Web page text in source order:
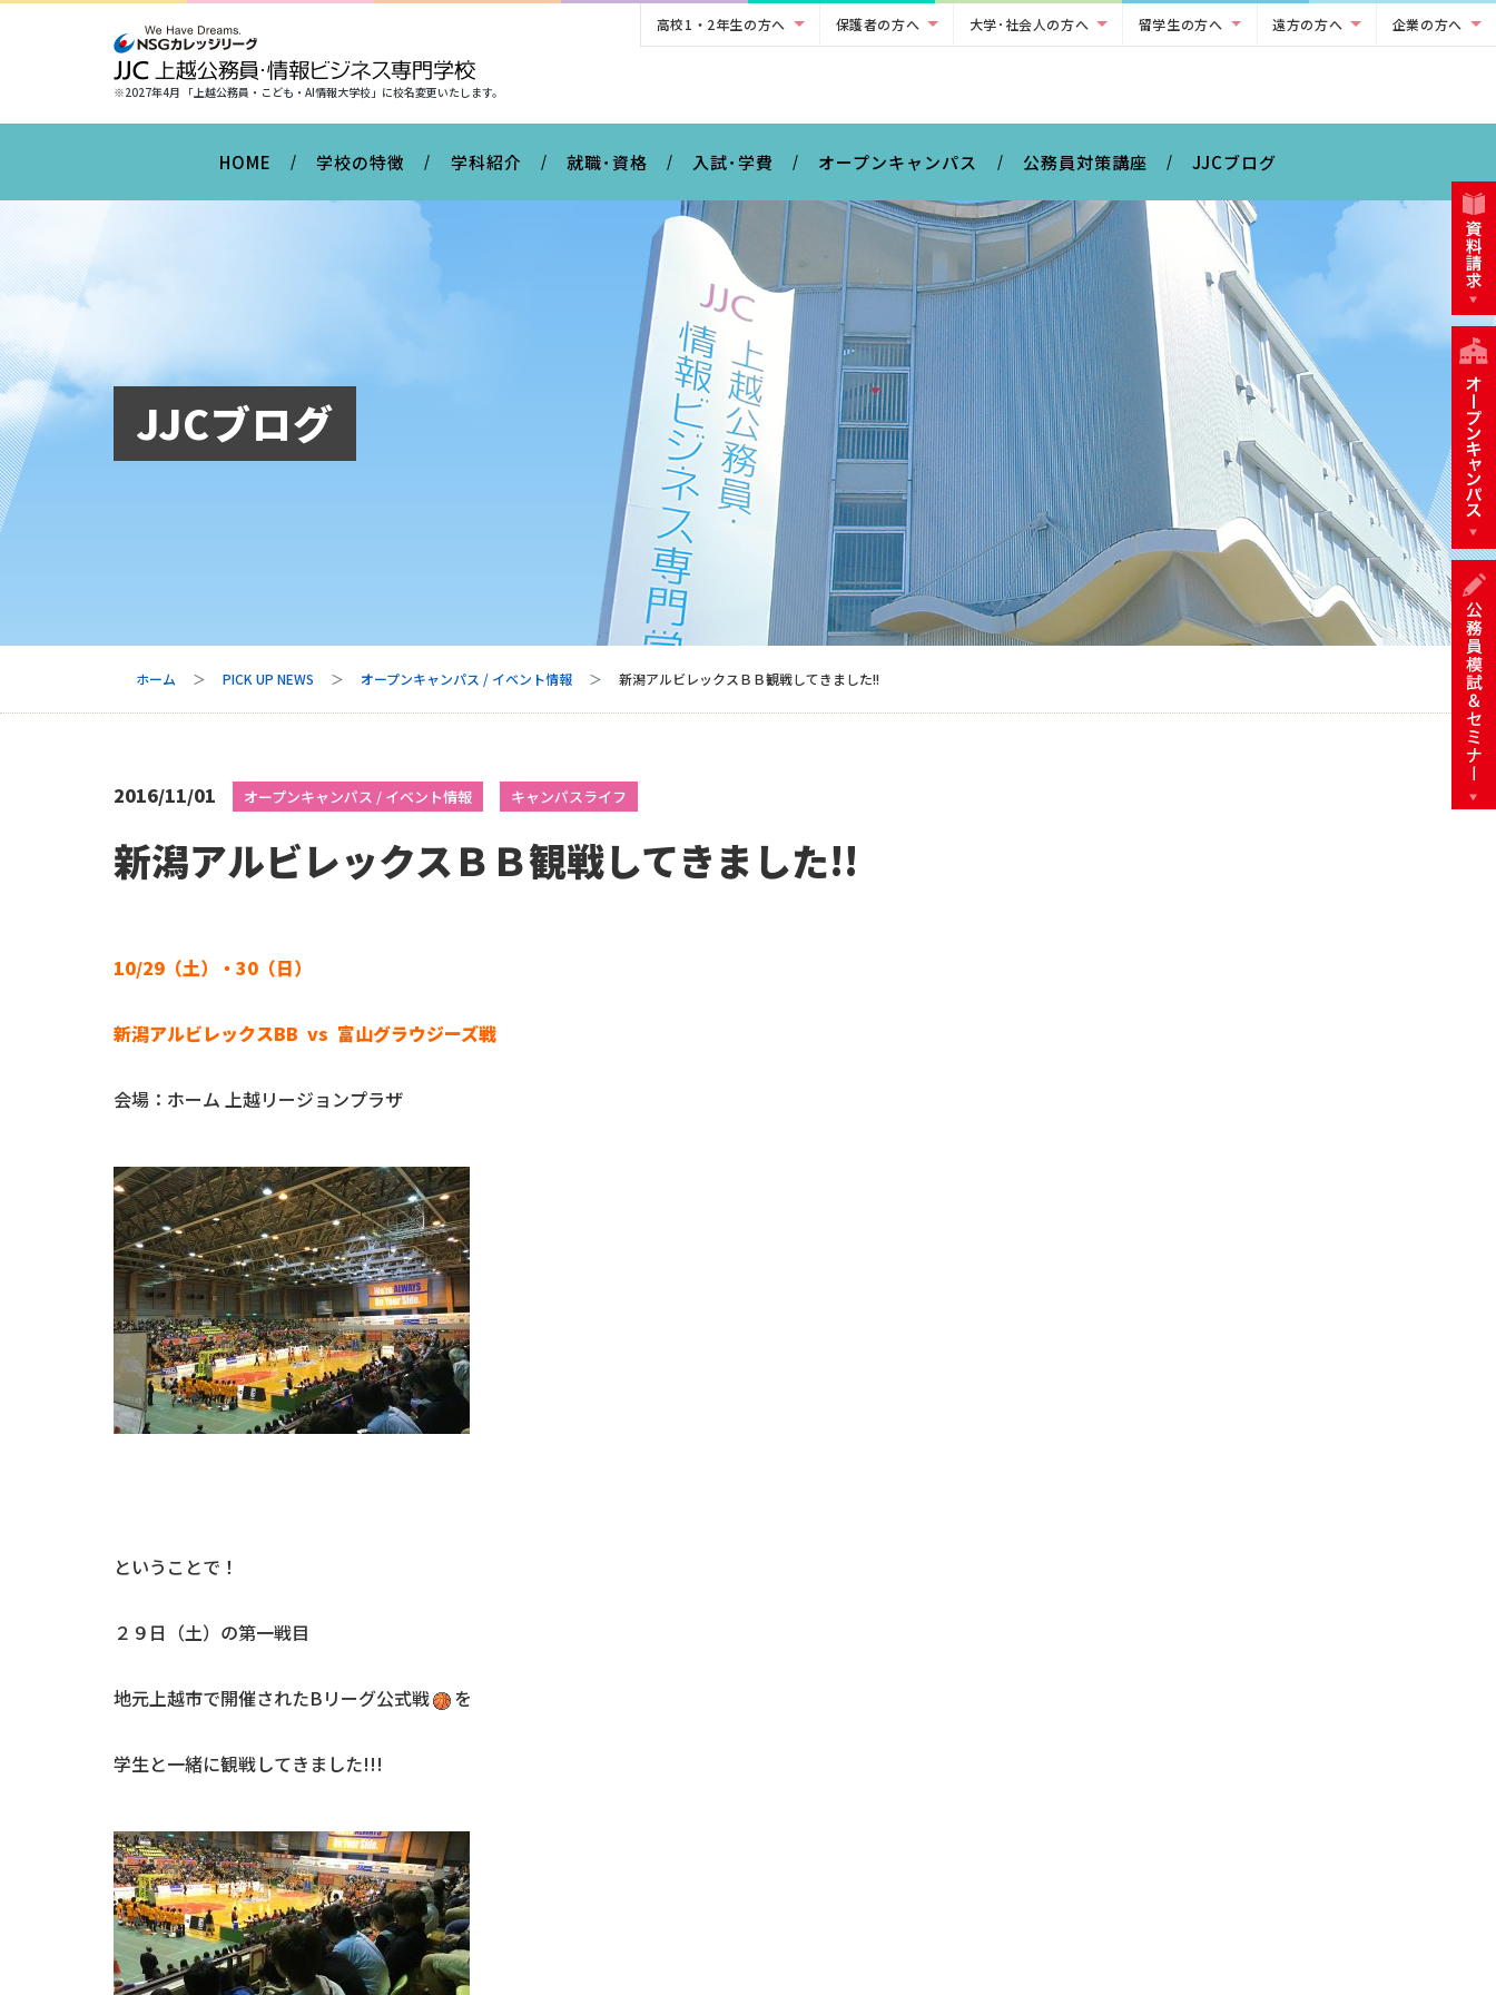
高校1・2年生の方へ 保護者の方へ 大学･社会人の方へ 留学生の方へ 遠方の方へ 企業の方へ
※2027年4月 「上越公務員・こども・AI情報大学校」に校名変更いたします。
HOME 学校の特徴 学科紹介 就職･資格 入試･学費 オープンキャンパス 公務員対策講座 JJCブログ
JJCブログ
ホーム PICK UP NEWS オープンキャンパス / イベント情報 新潟アルビレックスＢＢ観戦してきました!!
2016/11/01 オープンキャンパス / イベント情報 キャンパスライフ
新潟アルビレックスＢＢ観戦してきました!!
10/29（土）・30（日）
新潟アルビレックスBB vs 富山グラウジーズ戦
会場：ホーム 上越リージョンプラザ
ということで！
２９日（土）の第一戦目
地元上越市で開催されたBリーグ公式戦 を
学生と一緒に観戦してきました!!!